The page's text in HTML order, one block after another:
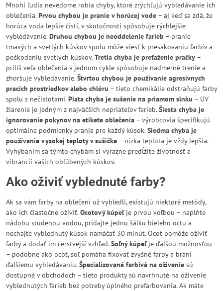
Mnohí ľudia nevedome robia chyby, ktoré zrýchľujú vybledávanie ich
oblečenia.Prvou chybou je pranie v horúcej vode – aj keď sa zdá, že
horúca voda lepšie čistí, v skutočnosti spôsobuje rýchlejšie
vybledávanie.Druhou chybou je neoddelenie farieb – pranie
tmavých a svetlých kúskov spolu môže viesť k presakovaniu farbív a
poškodeniu svetlých kúskov.Tretia chyba je preťaženie pračky –
príliš veľa oblečenia v jednom cykle spôsobuje nadmerné trenie a
zhoršuje vybledávanie.Štvrtou chybou je používanie agresívnych
pracích prostriedkov alebo chlóru – tieto chemikálie odstraňujú farby
spolu s nečistotami.Piata chyba je sušenie na priamom slnku – UV
žiarenie je jedným z najväčších nepriateľov farieb.Šiesta chyba je
ignorovanie pokynov na etikete oblečenia – výrobcovia špecifikujú
optimálne podmienky prania pre každý kúsok.Siedma chyba je
používanie vysokej teploty v sušičke – nízka teplota je vždy lepšia.
Vyhýbaním sa týmto chybám si výrazne predĺžite životnosť a
vibrancií vašich obľúbených kúskov.
Ako oživiť vyblednuté farby?
Ak sa vám farby na oblečení už vybledli, existujú niektoré metódy,
ako ich čiastočne oživiť.Ocotový kúpeľje prvou voľbou – naplňte
nádobu studenou vodou, pridajte jednu šálku bieleho octu a
nechajte vyblednutý kúsok namáčať 30 minút. Ocot pomôže oživiť
farby a dodať im čerstvejší vzhľad.Soľný kúpeľje ďalšou možnosťou
– podobne ako ocot, soľ pomáha fixovať zvyšné farby a bráni
ďalšiemu vybledávaniu.Špecializované farbivá na oživenie sú
dostupné v obchodoch – tieto produkty sú navrhnuté na oživenie
vyblednutých farieb bez potreby úplného prefarbovania. Ak máte